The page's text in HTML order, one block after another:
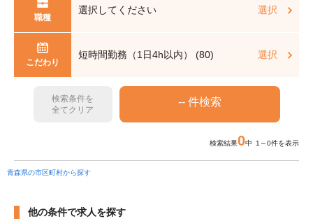
職種
選択してください 選択
こだわり
短時間勤務（1日4h以内） (80) 選択
検索条件を
全てクリア
検索結果0中 1～0件を表示
青森県の市区町村から探す
他の条件で求人を探す